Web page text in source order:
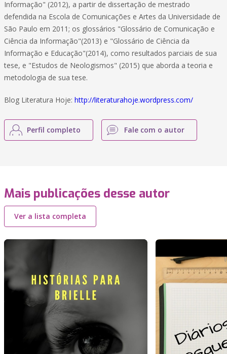
Informação" (2012), a partir de dissertação de mestrado
defendida na Escola de Comunicações e Artes da Universidade de
São Paulo em 2011; os glossários "Glossário de Comunicação e
Ciência da Informação"(2013) e "Glossário de Ciência da
Informação e Educação"(2014), como resultados parciais de sua
tese, e "Estudos de Neologismos" (2015) que aborda a teoria e
metodologia de sua tese.
Blog Literatura Hoje: http://literaturahoje.wordpress.com/
Perfil completo Fale com o autor
Mais publicações desse autor
Ver a lista completa